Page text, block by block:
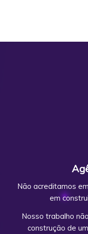
Não acreditamos
em
Nosso trabalho
construção de